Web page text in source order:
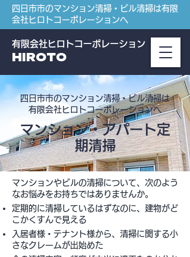
四日市市のマンション清掃・ビル清掃は有限
会社ヒロトコーポレーションへ
有限会社ヒロトコーポレーション
HIROTO
四日市市のマンション清掃・ビル清掃は
有限会社ヒロトコーポレーションへ
マンション・アパート定
期清掃
マンションやビルの清掃について、次のよう
なお悩みをお持ちではありませんか。
定期的に清掃しているはずなのに、建物がど
こかくすんで見える
入居者様・テナント様から、清掃に関する小
さなクレームが出始めた